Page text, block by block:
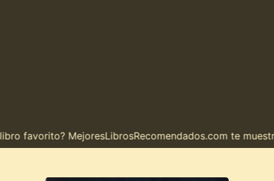
MejoresLibrosRecomendados.com te muestra el